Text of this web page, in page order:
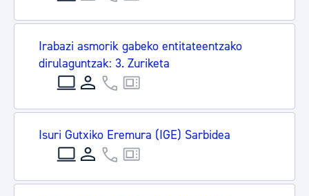
Irabazi asmorik gabeko entitateentzako
dirulaguntzak: 3. Zuriketa
Isuri Gutxiko Eremura (IGE) Sarbidea